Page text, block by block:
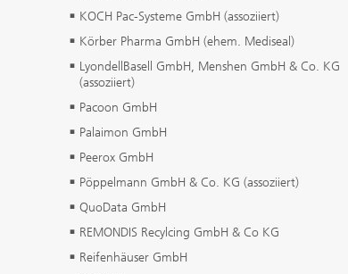
KOCH Pac-Systeme GmbH (assoziiert)
Körber Pharma GmbH (ehem. Mediseal)
LyondellBasell GmbH, Menshen GmbH & Co. KG
(assoziiert)
Pacoon GmbH
Palaimon GmbH
Peerox GmbH
Pöppelmann GmbH & Co. KG (assoziiert)
QuoData GmbH
REMONDIS Recylcing GmbH & Co KG
Reifenhäuser GmbH